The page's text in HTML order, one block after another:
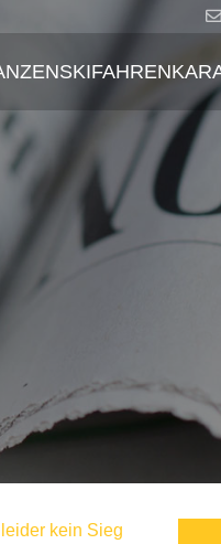
SKIFAHREN
kein Sieg